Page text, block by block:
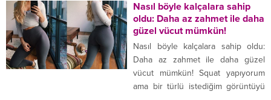
Nasıl böyle kalçalara sahip
oldu: Daha az zahmet ile daha
güzel vücut mümkün!
Nasıl böyle kalçalara sahip oldu:
Daha az zahmet ile daha güzel
vücut mümkün! Squat yapıyorum
ama bir türlü istediğim görüntüyü